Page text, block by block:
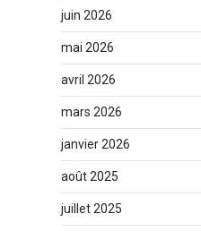
juin 2026
mai 2026
avril 2026
mars 2026
janvier 2026
août 2025
juillet 2025